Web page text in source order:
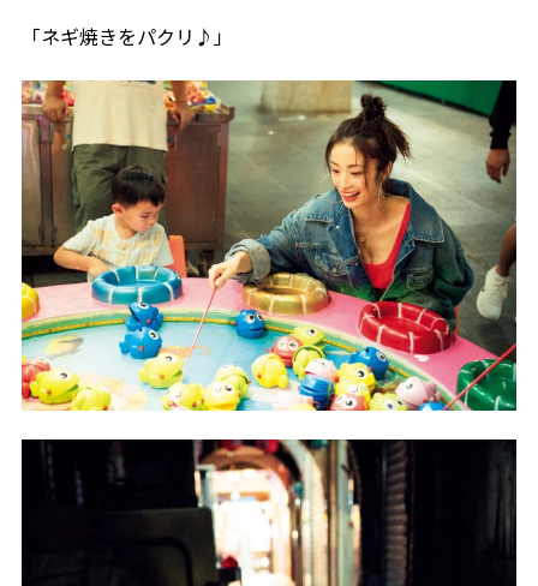
「ネギ焼きをパクリ♪」